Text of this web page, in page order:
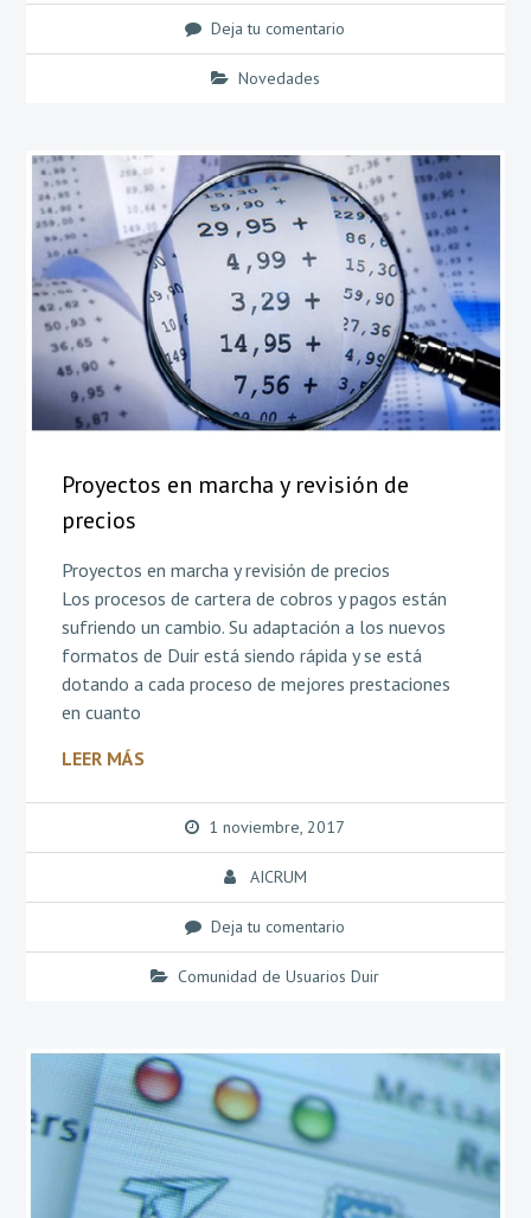
Deja tu comentario
Novedades
Proyectos en marcha y revisión de
precios
Proyectos en marcha y revisión de precios
Los procesos de cartera de cobros y pagos están
sufriendo un cambio. Su adaptación a los nuevos
formatos de Duir está siendo rápida y se está
dotando a cada proceso de mejores prestaciones
en cuanto
LEER MÁS
1 noviembre, 2017
AICRUM
Deja tu comentario
Comunidad de Usuarios Duir